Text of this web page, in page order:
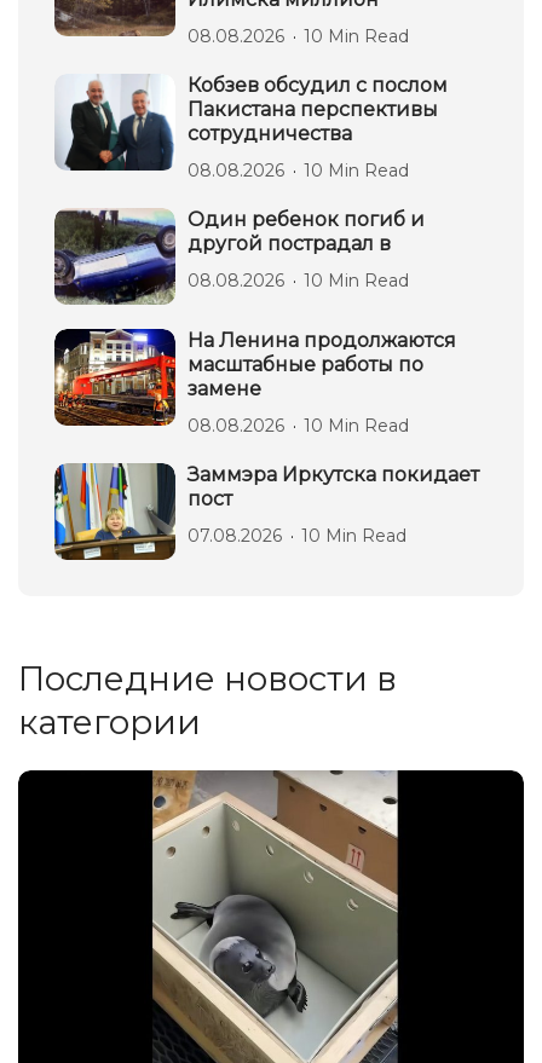
08.08.2026 10 Min Read
Кобзев обсудил с послом
Пакистана перспективы
сотрудничества
08.08.2026 10 Min Read
Один ребенок погиб и
другой пострадал в
08.08.2026 10 Min Read
На Ленина продолжаются
масштабные работы по
замене
08.08.2026 10 Min Read
Заммэра Иркутска покидает
пост
07.08.2026 10 Min Read
Последние новости в
категории